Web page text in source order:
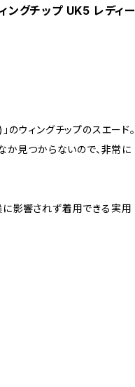
グチップ UK5 レディー
ウィングチップのスエード。
見つからないので、非常に
影響されず着用できる実用